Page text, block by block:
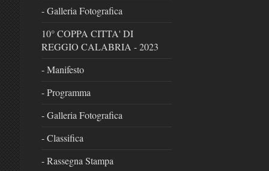
- Galleria Fotografica
10° COPPA CITTA' DI
REGGIO CALABRIA - 2023
- Manifesto
- Programma
- Galleria Fotografica
- Classifica
- Rassegna Stampa